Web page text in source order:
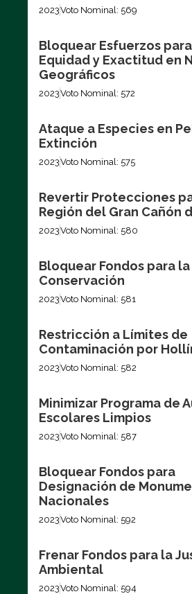
2023Voto Nominal: 569
Bloquear Esfuerzos
Equidad y Exactitud en
Geográficos
2023Voto Nominal: 572
Ataque a Especies en
Extinción
2023Voto Nominal: 575
Revertir Protecciones
Región del Gran Cañón
2023Voto Nominal: 580
Bloquear Fondos para la
Conservación
2023Voto Nominal: 581
Restricción a Límites de
Contaminación por
2023Voto Nominal: 582
Minimizar Programa de
Escolares Limpios
2023Voto Nominal: 587
Bloquear Fondos para
Designación de
Nacionales
2023Voto Nominal: 592
Frenar Fondos para la
Ambiental
2023Voto Nominal: 594